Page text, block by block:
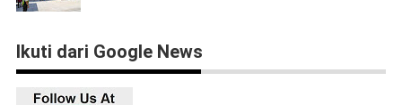
Ikuti dari Google News